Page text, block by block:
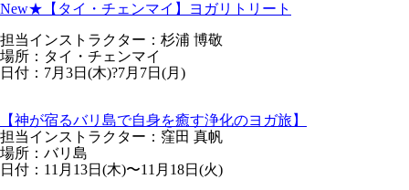
New★【タイ・チェンマイ】ヨガリトリート
担当インストラクター：杉浦 博敬
場所：タイ・チェンマイ
日付：7月3日(木)?7月7日(月)
【神が宿るバリ島で自身を癒す浄化のヨガ旅】
担当インストラクター：窪田 真帆
場所：バリ島
日付：11月13日(木)〜11月18日(火)